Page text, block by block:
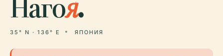
35° N · 136° E ЯПОНИЯ